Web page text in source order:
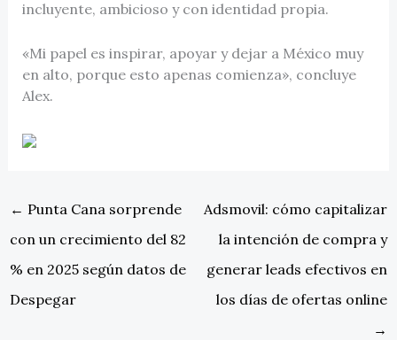
incluyente, ambicioso y con identidad propia.
«Mi papel es inspirar, apoyar y dejar a México muy
en alto, porque esto apenas comienza», concluye
Alex.
← Punta Cana sorprende
con un crecimiento del 82
% en 2025 según datos de
Despegar
Adsmovil: cómo capitalizar
la intención de compra y
generar leads efectivos en
los días de ofertas online
→